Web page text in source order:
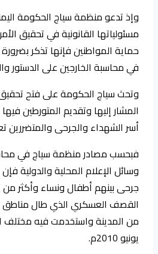
وإذ تدعو منظمة سياج الحكومة
مسئولياتها القانونية في تحقيق
حماية المواطنين فإنها تذكر بضرورة
في محاسبة الخارجين على الدستور
وتحث سياج الحكومة على فتح
المشار إليها وتقديم المتورطين
أسر الشهداء والجرحى والمتضررين
فبحسب مصادر منظمة سياج في
وسائل الإعلام المحلية والدولية
جرحى بينهم أطفال ونساء وأكثر من
القصف العسكري الذي طال مناطق
يونيو 2010م.